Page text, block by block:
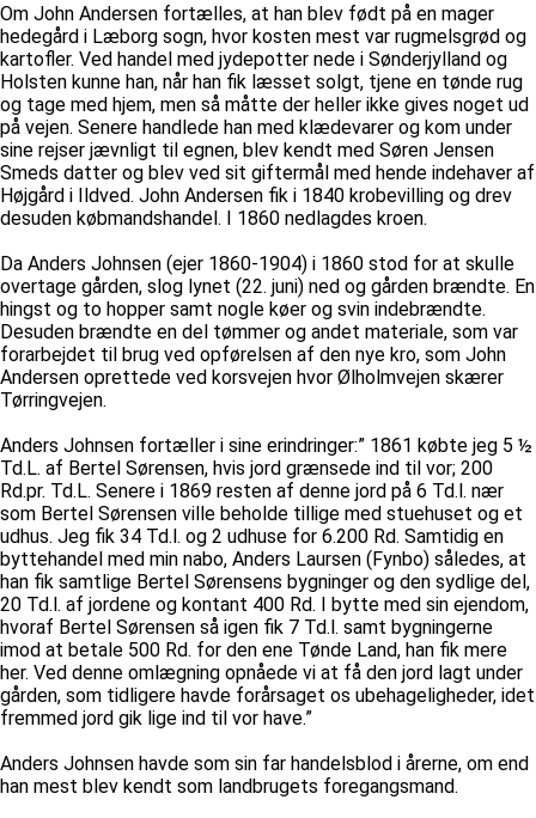
Om John Andersen fortælles, at han blev født på en mager
hedegård i Læborg sogn, hvor kosten mest var rugmelsgrød og
kartofler. Ved handel med jydepotter nede i Sønderjylland og
Holsten kunne han, når han fik læsset solgt, tjene en tønde rug
og tage med hjem, men så måtte der heller ikke gives noget ud
på vejen. Senere handlede han med klædevarer og kom under
sine rejser jævnligt til egnen, blev kendt med Søren Jensen
Smeds datter og blev ved sit giftermål med hende indehaver af
Højgård i Ildved. John Andersen fik i 1840 krobevilling og drev
desuden købmandshandel. I 1860 nedlagdes kroen.
Da Anders Johnsen (ejer 1860-1904) i 1860 stod for at skulle
overtage gården, slog lynet (22. juni) ned og gården brændte. En
hingst og to hopper samt nogle køer og svin indebrændte.
Desuden brændte en del tømmer og andet materiale, som var
forarbejdet til brug ved opførelsen af den nye kro, som John
Andersen oprettede ved korsvejen hvor Ølholmvejen skærer
Tørringvejen.
Anders Johnsen fortæller i sine erindringer:” 1861 købte jeg 5 ½
Td.L. af Bertel Sørensen, hvis jord grænsede ind til vor; 200
Rd.pr. Td.L. Senere i 1869 resten af denne jord på 6 Td.l. nær
som Bertel Sørensen ville beholde tillige med stuehuset og et
udhus. Jeg fik 34 Td.l. og 2 udhuse for 6.200 Rd. Samtidig en
byttehandel med min nabo, Anders Laursen (Fynbo) således, at
han fik samtlige Bertel Sørensens bygninger og den sydlige del,
20 Td.l. af jordene og kontant 400 Rd. I bytte med sin ejendom,
hvoraf Bertel Sørensen så igen fik 7 Td.l. samt bygningerne
imod at betale 500 Rd. for den ene Tønde Land, han fik mere
her. Ved denne omlægning opnåede vi at få den jord lagt under
gården, som tidligere havde forårsaget os ubehageligheder, idet
fremmed jord gik lige ind til vor have.”
Anders Johnsen havde som sin far handelsblod i årerne, om end
han mest blev kendt som landbrugets foregangsmand.